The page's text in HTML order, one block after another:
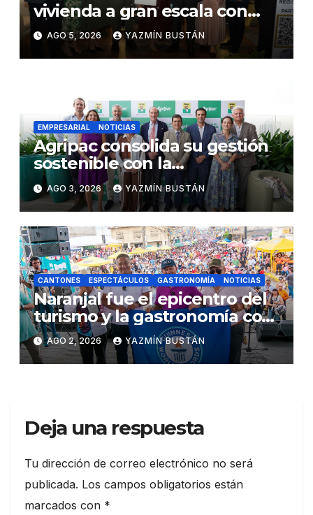
vivienda a gran escala con
estándares internacionales
de sostenibilidad
AGO 5, 2026 YAZMÍN BUSTÁN
EMPRESARIAL NOTICIAS
Agripac consolida su gestión
sostenible con la
presentación de su octava
Memoria de Sostenibilidad
AGO 3, 2026 YAZMÍN BUSTÁN
CANTONES ESPECTÁCULOS GASTRONOMÍA NOTICIAS
Naranjal fue el epicentro del
turismo y la gastronomía con
el Festival del Cangrejo Rojo
2026
AGO 2, 2026 YAZMÍN BUSTÁN
Deja una respuesta
Tu dirección de correo electrónico no será
publicada. Los campos obligatorios están
marcados con *